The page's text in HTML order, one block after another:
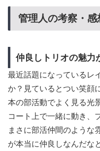
管理人の考察・感
仲良しトリオの魅力
最近話題になっているレ
か？見ているとつい笑顔
本の部活動でよく見る光
コート上で一緒に動き、
まさに部活仲間のような
が本当に仲良しなんだな